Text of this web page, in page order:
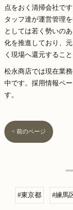
点をおく清掃会社で
タッフ達が運営管理
としては若く勢いの
化を推進しており、
く現場へ還元するこ
松永商店では現在業
中です。採用情報ペ
す。
< 前のページ
#東京都 #練馬